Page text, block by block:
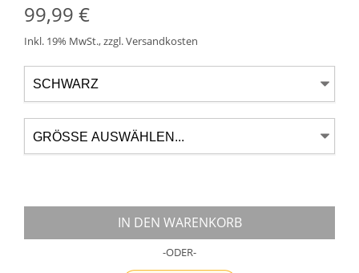
99,99 €
Inkl. 19% MwSt.,zzgl.Versandkosten
IN DEN WARENKORB
-ODER-